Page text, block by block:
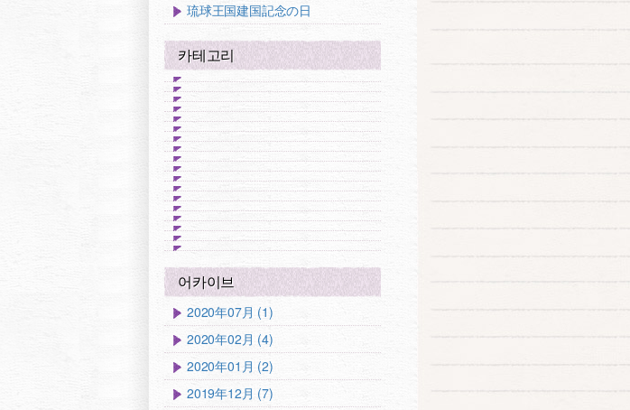
琉球王国建国記念の日
카테고리
어카이브
2020年07月 (1)
2020年02月 (4)
2020年01月 (2)
2019年12月 (7)